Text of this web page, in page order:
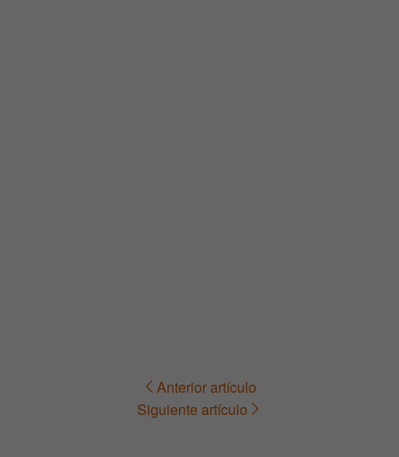
Navegación Anterior artículo
Siguiente artículo